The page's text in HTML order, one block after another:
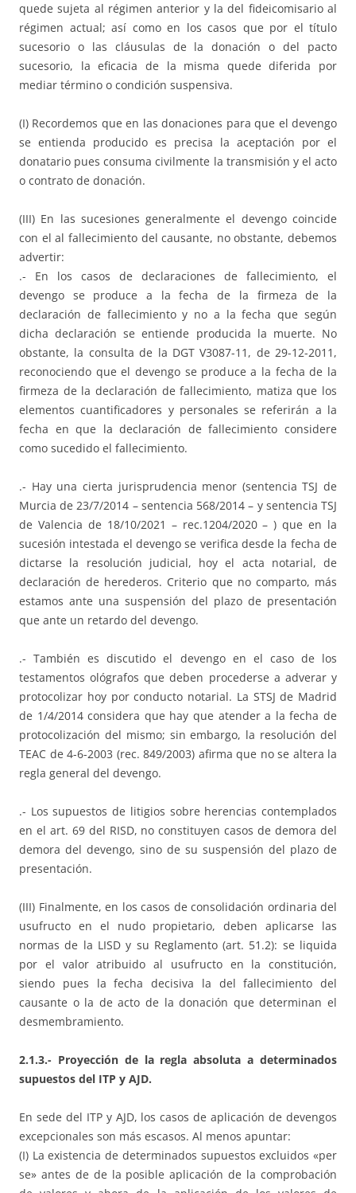
quede sujeta al régimen anterior y la del fideicomisario al
régimen actual; así como en los casos que por el título
sucesorio o las cláusulas de la donación o del pacto
sucesorio, la eficacia de la misma quede diferida por
mediar término o condición suspensiva.
(I) Recordemos que en las donaciones para que el devengo
se entienda producido es precisa la aceptación por el
donatario pues consuma civilmente la transmisión y el acto
o contrato de donación.
(III) En las sucesiones generalmente el devengo coincide
con el al fallecimiento del causante, no obstante, debemos
advertir:
.- En los casos de declaraciones de fallecimiento, el
devengo se produce a la fecha de la firmeza de la
declaración de fallecimiento y no a la fecha que según
dicha declaración se entiende producida la muerte. No
obstante, la consulta de la DGT V3087-11, de 29-12-2011,
reconociendo que el devengo se produce a la fecha de la
firmeza de la declaración de fallecimiento, matiza que los
elementos cuantificadores y personales se referirán a la
fecha en que la declaración de fallecimiento considere
como sucedido el fallecimiento.
.- Hay una cierta jurisprudencia menor (sentencia TSJ de
Murcia de 23/7/2014 – sentencia 568/2014 – y sentencia TSJ
de Valencia de 18/10/2021 – rec.1204/2020 – ) que en la
sucesión intestada el devengo se verifica desde la fecha de
dictarse la resolución judicial, hoy el acta notarial, de
declaración de herederos. Criterio que no comparto, más
estamos ante una suspensión del plazo de presentación
que ante un retardo del devengo.
.- También es discutido el devengo en el caso de los
testamentos ológrafos que deben procederse a adverar y
protocolizar hoy por conducto notarial. La STSJ de Madrid
de 1/4/2014 considera que hay que atender a la fecha de
protocolización del mismo; sin embargo, la resolución del
TEAC de 4-6-2003 (rec. 849/2003) afirma que no se altera la
regla general del devengo.
.- Los supuestos de litigios sobre herencias contemplados
en el art. 69 del RISD, no constituyen casos de demora del
demora del devengo, sino de su suspensión del plazo de
presentación.
(III) Finalmente, en los casos de consolidación ordinaria del
usufructo en el nudo propietario, deben aplicarse las
normas de la LISD y su Reglamento (art. 51.2): se liquida
por el valor atribuido al usufructo en la constitución,
siendo pues la fecha decisiva la del fallecimiento del
causante o la de acto de la donación que determinan el
desmembramiento.
2.1.3.- Proyección de la regla absoluta a determinados
supuestos del ITP y AJD.
En sede del ITP y AJD, los casos de aplicación de devengos
excepcionales son más escasos. Al menos apuntar:
(I) La existencia de determinados supuestos excluidos «per
se» antes de de la posible aplicación de la comprobación